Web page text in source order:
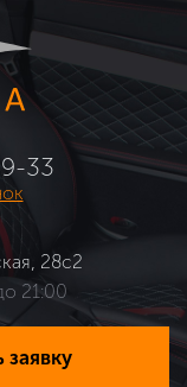
33
28с2
21:00
заявку